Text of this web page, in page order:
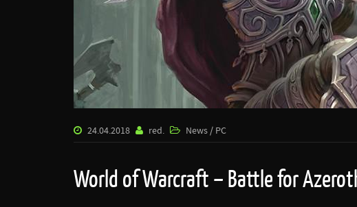
24.04.2018 red. News / PC
World of Warcraft – Battle for